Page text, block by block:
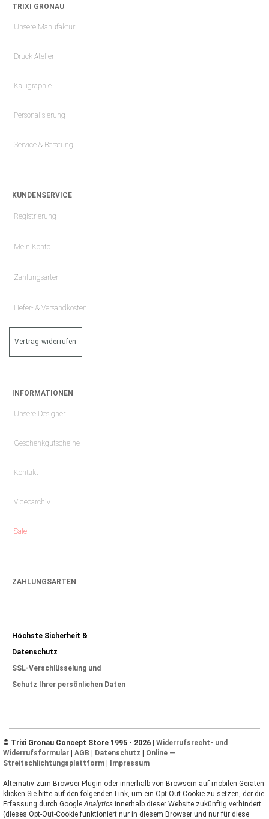
TRIXI GRONAU
Unsere Manufaktur
Druck Atelier
Kalligraphie
Personalisierung
Service & Beratung
KUNDENSERVICE
Registrierung
Mein Konto
Zahlungsarten
Liefer- & Versandkosten
Vertrag widerrufen
INFORMATIONEN
Unsere Designer
Geschenkgutscheine
Kontakt
Videoarchiv
Sale
ZAHLUNGSARTEN
Höchste Sicherheit &
Datenschutz
SSL-Verschlüsselung und
Schutz Ihrer persönlichen Daten
© Trixi Gronau Concept Store 1995 - 2026 | Widerrufsrecht- und
Widerrufsformular | AGB | Datenschutz | Online —
Streitschlichtungsplattform | Impressum
Alternativ zum Browser-Plugin oder innerhalb von Browsern auf mobilen Geräten
klicken Sie bitte auf den folgenden Link, um ein Opt-Out-Cookie zu setzen, der die
Erfassung durch Google Analytics innerhalb dieser Website zukünftig verhindert
(dieses Opt-Out-Cookie funktioniert nur in diesem Browser und nur für diese